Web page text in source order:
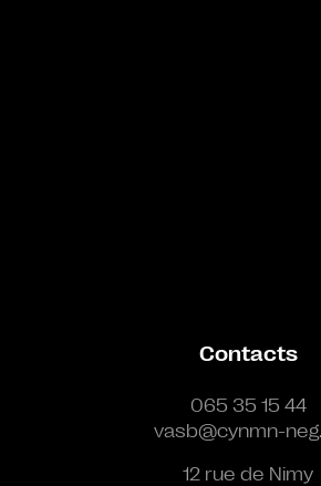
Contacts
065 35 15 44
vasb@cynmn-
12 rue de Nimy